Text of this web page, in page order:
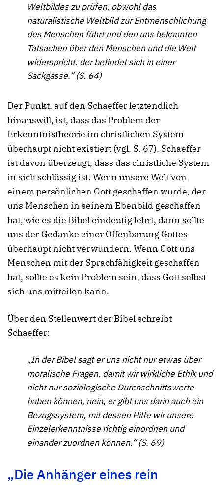
Weltbildes zu prüfen, obwohl das
naturalistische Weltbild zur Entmenschlichung
des Menschen führt und den uns bekannten
Tatsachen über den Menschen und die Welt
widerspricht, der befindet sich in einer
Sackgasse.“ (S. 64)
Der Punkt, auf den Schaeffer letztendlich
hinauswill, ist, dass das Problem der
Erkenntnistheorie im christlichen System
überhaupt nicht existiert (vgl. S. 67). Schaeffer
ist davon überzeugt, dass das christliche System
in sich schlüssig ist. Wenn unsere Welt von
einem persönlichen Gott geschaffen wurde, der
uns Menschen in seinem Ebenbild geschaffen
hat, wie es die Bibel eindeutig lehrt, dann sollte
uns der Gedanke einer Offenbarung Gottes
überhaupt nicht verwundern. Wenn Gott uns
Menschen mit der Sprachfähigkeit geschaffen
hat, sollte es kein Problem sein, dass Gott selbst
sich uns mitteilen kann.
Über den Stellenwert der Bibel schreibt
Schaeffer:
„In der Bibel sagt er uns nicht nur etwas über
moralische Fragen, damit wir wirkliche Ethik und
nicht nur soziologische Durchschnittswerte
haben können, nein, er gibt uns darin auch ein
Bezugssystem, mit dessen Hilfe wir unsere
Einzelerkenntnisse richtig einordnen und
einander zuordnen können.“ (S. 69)
„Die Anhänger eines rein